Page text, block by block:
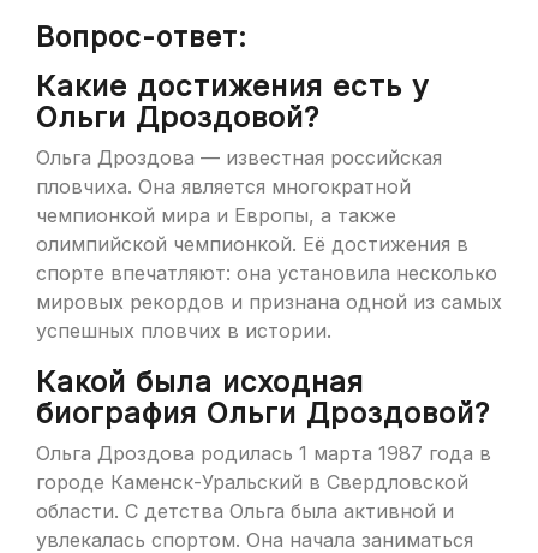
Вопрос-ответ:
Какие достижения есть у
Ольги Дроздовой?
Ольга Дроздова — известная российская
пловчиха. Она является многократной
чемпионкой мира и Европы, а также
олимпийской чемпионкой. Её достижения в
спорте впечатляют: она установила несколько
мировых рекордов и признана одной из самых
успешных пловчих в истории.
Какой была исходная
биография Ольги Дроздовой?
Ольга Дроздова родилась 1 марта 1987 года в
городе Каменск-Уральский в Свердловской
области. С детства Ольга была активной и
увлекалась спортом. Она начала заниматься